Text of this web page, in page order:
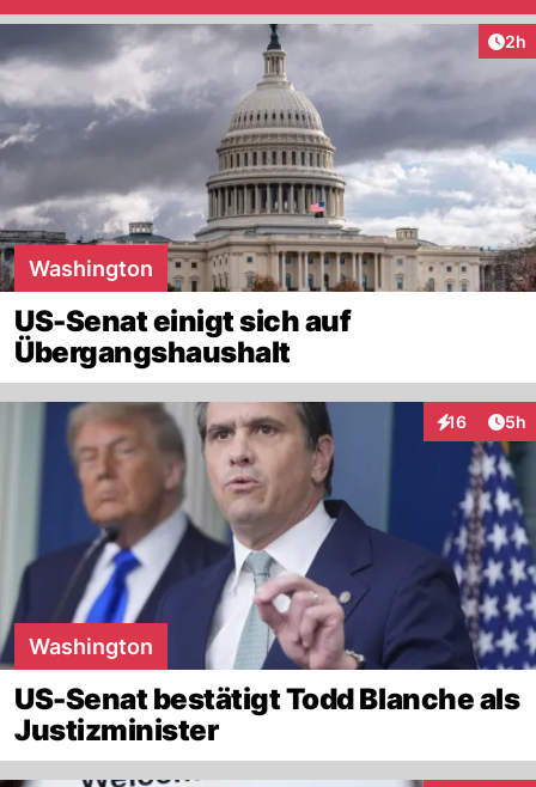
2h
Washington
US-Senat einigt sich auf
Übergangshaushalt
16
Interaktionen
5h
Washington
US-Senat bestätigt Todd Blanche als
Justizminister